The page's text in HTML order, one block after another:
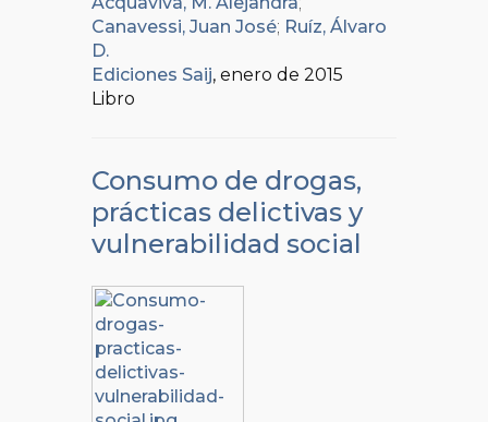
Canavessi, Juan José; Ruíz, Álvaro
D.
Ediciones Saij, enero de 2015
Libro
Consumo de drogas,
prácticas delictivas y
vulnerabilidad social